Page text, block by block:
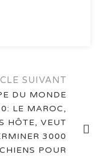
SUIVANT
DU MONDE
LE MAROC,
HÔTE, VEUT
3000
CHIENS POUR